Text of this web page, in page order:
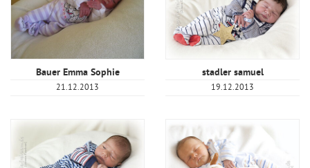
Bauer Emma Sophie
21.12.2013
stadler samuel
19.12.2013